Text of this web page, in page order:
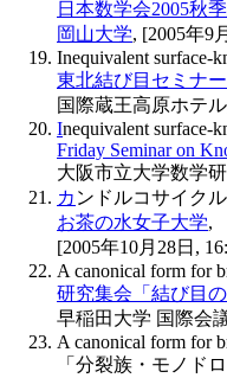
日本数学会2005秋
岡山大学, [2005年9
Inequivalent surface-
東北結び目セミナー
国際蔵王高原ホテ
Inequivalent surface-
Friday Seminar on
大阪市立大学数学
カ ンドルコサイク
お茶の水女子大学,
[2005年10月28日,
A canonical form for
研究集会「結び目
早稲田大学 国際会
A canonical form for
「分裂族・モノド